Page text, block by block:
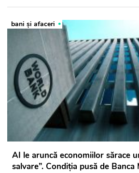
bani și afaceri
AI le aruncă economiilor sărace
salvare”. Condiția pusă de Banca